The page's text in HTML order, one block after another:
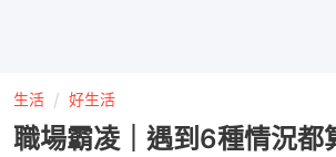
生活 好生活
職場霸凌｜遇到6種情況都